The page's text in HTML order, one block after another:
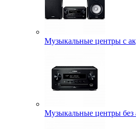
Музыкальные центры с
Музыкальные центры без